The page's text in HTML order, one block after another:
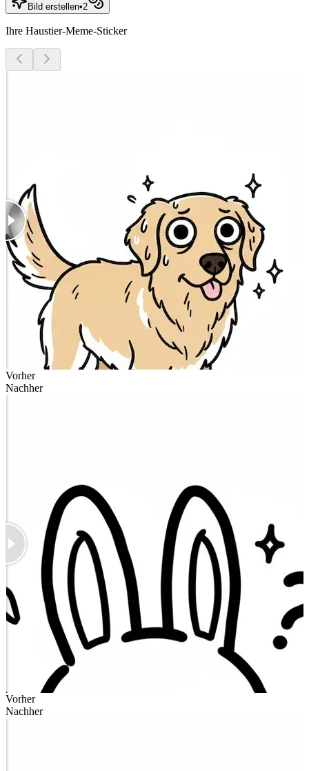
Bild erstellen•2
Ihre Haustier-Meme-Sticker
Vorher
Nachher
Vorher
Nachher